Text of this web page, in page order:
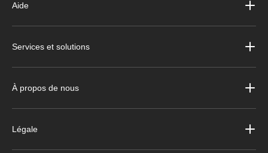
Aide
Services et solutions
À propos de nous
Légale